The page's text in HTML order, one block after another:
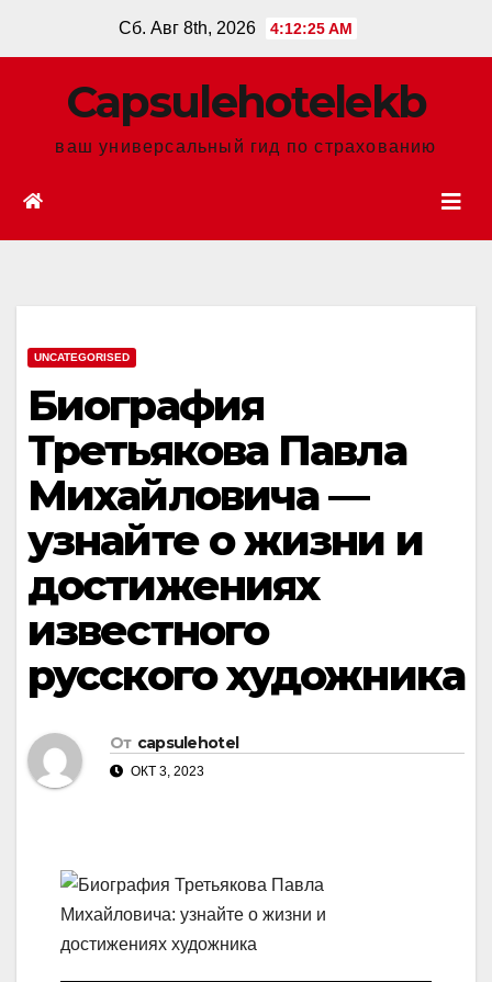
Сб. Авг 8th, 2026 4:12:26 AM
Сapsulehotelekb
ваш универсальный гид по страхованию
UNCATEGORISED
Биография
Третьякова Павла
Михайловича —
узнайте о жизни и
достижениях
известного
русского художника
От capsulehotel
ОКТ 3, 2023